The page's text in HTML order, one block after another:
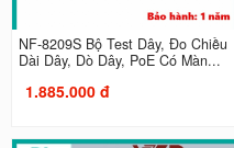
NF-8209S Bộ Test Dây, Đo Chiều
Dài Dây, Dò Dây, PoE Có Màn...
1.885.000 đ